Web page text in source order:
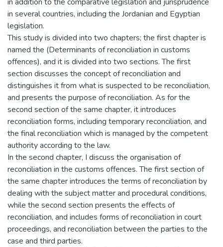
in several countries, including the Jordanian and Egyptian
legislation.
This study is divided into two chapters; the first chapter is
named the (Determinants of reconciliation in customs
offences), and it is divided into two sections. The first
section discusses the concept of reconciliation and
distinguishes it from what is suspected to be reconciliation,
and presents the purpose of reconciliation. As for the
second section of the same chapter, it introduces
reconciliation forms, including temporary reconciliation, and
the final reconciliation which is managed by the competent
authority according to the law.
In the second chapter, I discuss the organisation of
reconciliation in the customs offences. The first section of
the same chapter introduces the terms of reconciliation by
dealing with the subject matter and procedural conditions,
while the second section presents the effects of
reconciliation, and includes forms of reconciliation in court
proceedings, and reconciliation between the parties to the
case and third parties.